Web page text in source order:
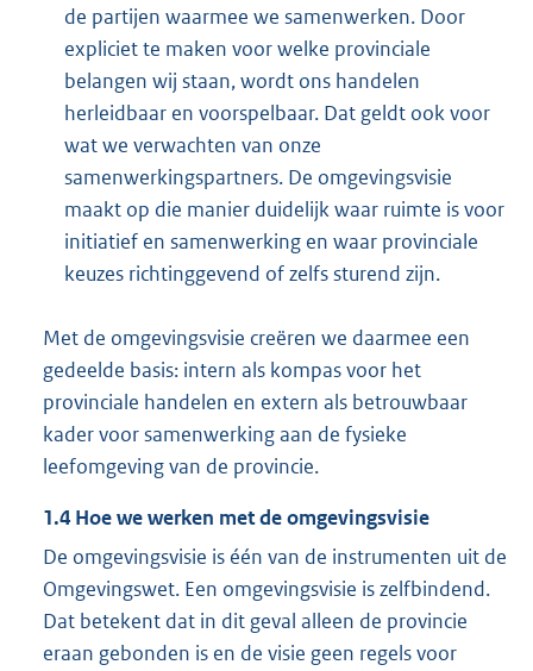
de partijen waarmee we samenwerken. Door
expliciet te maken voor welke provinciale
belangen wij staan, wordt ons handelen
herleidbaar en voorspelbaar. Dat geldt ook voor
wat we verwachten van onze
samenwerkingspartners. De omgevingsvisie
maakt op die manier duidelijk waar ruimte is voor
initiatief en samenwerking en waar provinciale
keuzes richtinggevend of zelfs sturend zijn.
Met de omgevingsvisie creëren we daarmee een
gedeelde basis: intern als kompas voor het
provinciale handelen en extern als betrouwbaar
kader voor samenwerking aan de fysieke
leefomgeving van de provincie.
1.4 Hoe we werken met de omgevingsvisie
De omgevingsvisie is één van de instrumenten uit de
Omgevingswet. Een omgevingsvisie is zelfbindend.
Dat betekent dat in dit geval alleen de provincie
eraan gebonden is en de visie geen regels voor